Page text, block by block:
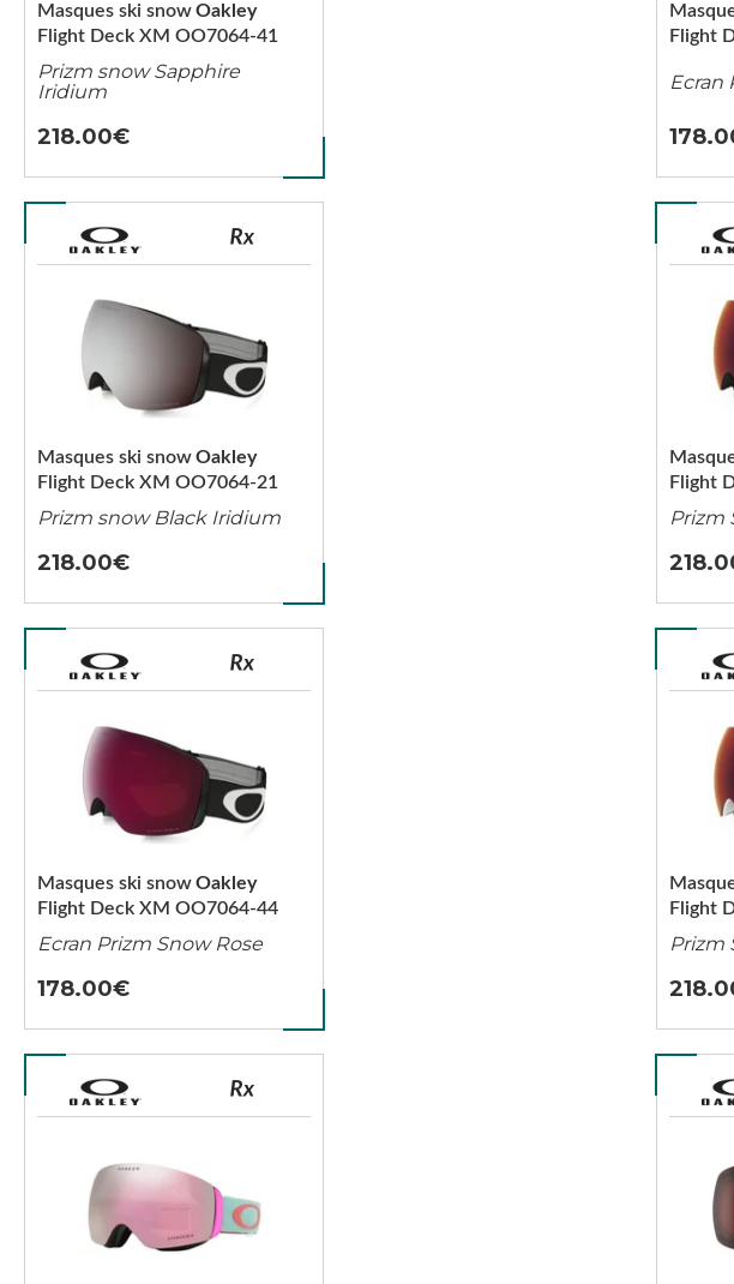
Flight Deck XM OO7064-41
Masques ski snowOakley
Prizm snow Sapphire
Iridium
218.00
Flight
Ecran
Flight Deck XM OO7064-21
Masques ski snowOakley
Prizm snow Black Iridium
218.00
Flight
Prizm
Flight Deck XM OO7064-44
Masques ski snowOakley
Ecran Prizm Snow Rose
178.00
Flight
Prizm